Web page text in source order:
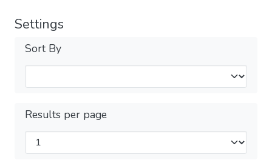
Settings
Sort By
Results per page